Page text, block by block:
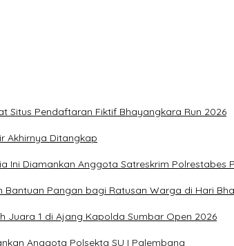
Situs Pendaftaran Fiktif Bhayangkara Run 2026
Akhirnya Ditangkap
Ini Diamankan Anggota Satreskrim Polrestabes
Bantuan Pangan bagi Ratusan Warga di Hari
Juara 1 di Ajang Kapolda Sumbar Open 2026
Anggota Polsekta SU I Palembang